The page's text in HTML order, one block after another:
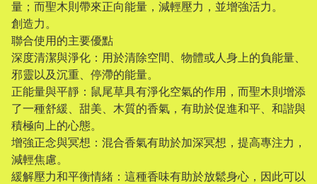
量；而聖木則帶來正向能量，減輕壓力，並增強活力。
創造力。
聯合使用的主要優點
深度清潔與淨化：用於清除空間、物體或人身上的負能量、
邪靈以及沉重、停滯的能量。
正能量與平靜：鼠尾草具有淨化空氣的作用，而聖木則增添
了一種舒緩、甜美、木質的香氣，有助於促進和平、和諧與
積極向上的心態。
增強正念與冥想：混合香氣有助於加深冥想，提高專注力，
減輕焦慮。
緩解壓力和平衡情緒：這種香味有助於放鬆身心，因此可以